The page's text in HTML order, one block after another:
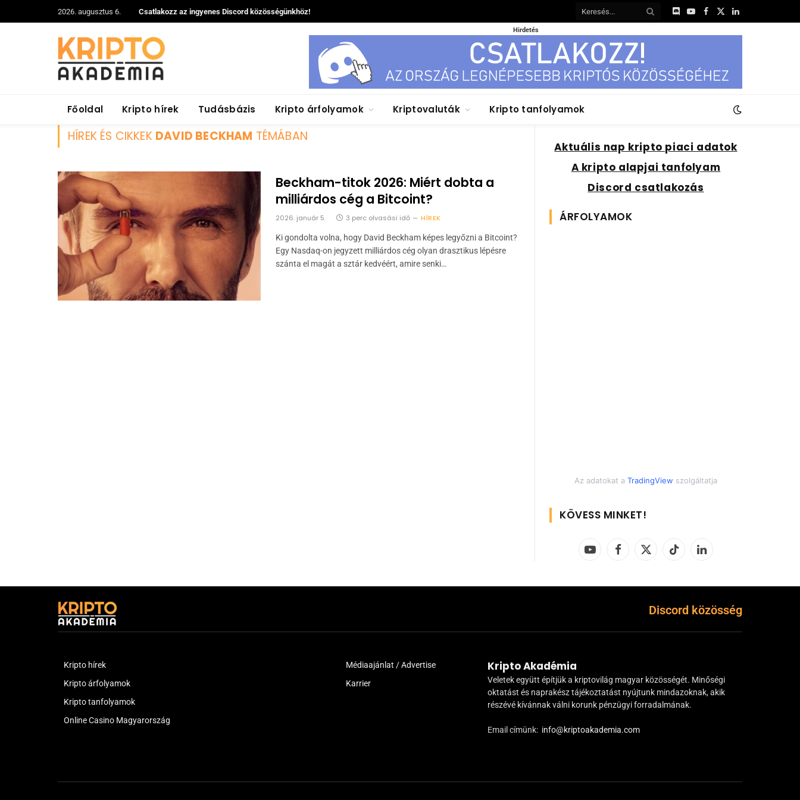
2026. augusztus 6. Csatlakozz az ingyenes Discord közösségünkhöz!
DiscordYouTube
Facebook
X
LinkedIn
Hirdetés
Főoldal Kripto hírek Tudásbázis Kripto árfolyamok Kriptovaluták Kripto tanfolyamok
HÍREK ÉS CIKKEK DAVID BECKHAM TÉMÁBAN
Beckham-titok 2026: Miért dobta a
milliárdos cég a Bitcoint?
2026. január 5. 3 perc olvasási idő HÍREK
Ki gondolta volna, hogy David Beckham képes legyőzni a Bitcoint?
Egy Nasdaq-on jegyzett milliárdos cég olyan drasztikus lépésre
szánta el magát a sztár kedvéért, amire senki…
Aktuális nap kripto piaci adatok
A kripto alapjai tanfolyam
Discord csatlakozás
ÁRFOLYAMOK
Az adatokat a TradingView szolgáltatja
KÖVESS MINKET!
YouTubeFacebook
X
TikTok LinkedIn
Discord közösség
Kripto hírek
Kripto árfolyamok
Kripto tanfolyamok
Online Casino Magyarország
Médiaajánlat / Advertise
Karrier
Kripto Akadémia
Veletek együtt építjük a kriptovilág magyar közösségét. Minőségi
oktatást és naprakész tájékoztatást nyújtunk mindazoknak, akik
részévé kívánnak válni korunk pénzügyi forradalmának.
Email címünk: info@kriptoakademia.com